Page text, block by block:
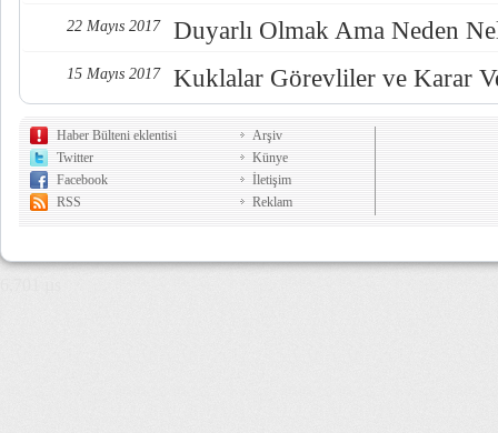
22 Mayıs 2017 Duyarlı Olmak Ama Neden
15 Mayıs 2017 Kuklalar Görevliler ve Karar
Haber Bülteni eklentisi
Twitter
Facebook
RSS
Arşiv
Künye
İletişim
Reklam